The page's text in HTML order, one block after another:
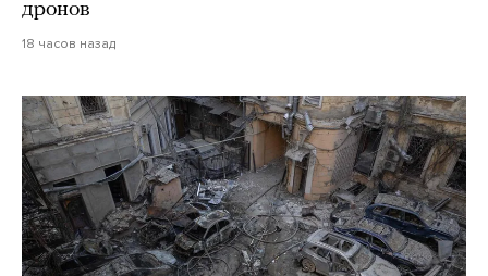
дронов
18 часов назад